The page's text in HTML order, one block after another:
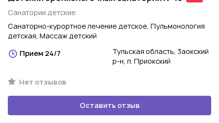
Санатории детские
Санаторно-курортное лечение детское, Пульмонология
детская, Массаж детский
Прием 24/7
Тульская область, 3аокский
р-н, п. Приокский
Нет отзывов
Оставить отзыв